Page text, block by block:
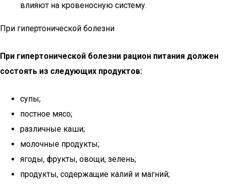
влияют на кровеносную систему.
При гипертонической болезни
При гипертонической болезни рацион питания должен
состоять из следующих продуктов:
супы;
постное мясо;
различные каши;
молочные продукты;
ягоды, фрукты, овощи, зелень;
продукты, содержащие калий и магний;